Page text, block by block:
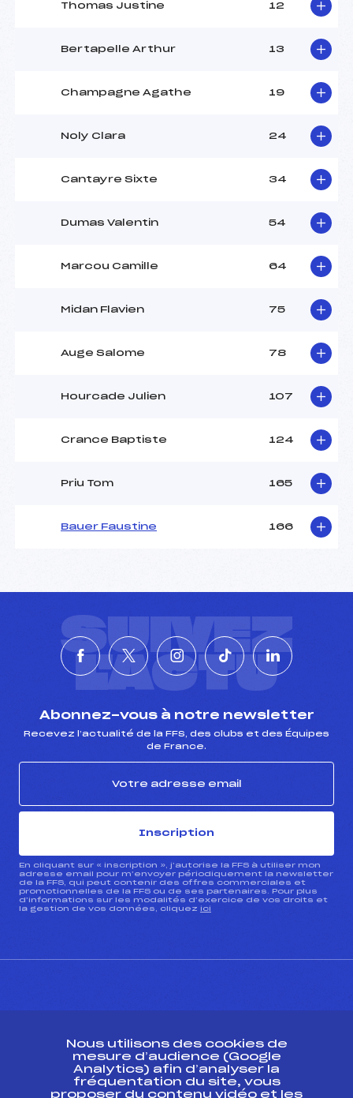
Thomas Justine 12
Bertapelle Arthur 13
Champagne Agathe 19
Noly Clara 24
Cantayre Sixte 34
Dumas Valentin 54
Marcou Camille 64
Midan Flavien 75
Auge Salome 78
Hourcade Julien 107
Crance Baptiste 124
Priu Tom 165
Bauer Faustine 166
SUIVEZ
L'ACTU
Abonnez-vous à notre newsletter
Recevez l’actualité de la FFS, des clubs et des Équipes
de France.
Inscription
En cliquant sur « inscription », j’autorise la FFS à utiliser mon
adresse email pour m’envoyer périodiquement la newsletter
de la FFS, qui peut contenir des offres commerciales et
promotionnelles de la FFS ou de ses partenaires. Pour plus
d’informations sur les modalités d’exercice de vos droits et
la gestion de vos données, cliquez ici
Ressources
Nous utilisons des cookies de
mesure d’audience (Google
Analytics) afin d’analyser la
fréquentation du site, vous
proposer du contenu vidéo et les